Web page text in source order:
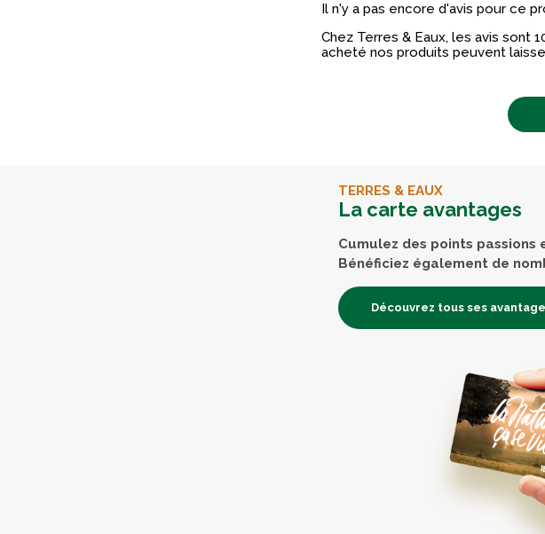
Il n'y a pas encore d'avis pour ce
Chez Terres & Eaux, les avis sont
acheté nos produits peuvent
TERRES & EAUX
La carte avantages
Cumulez des points
Bénéficiez également de
Découvrez tous ses